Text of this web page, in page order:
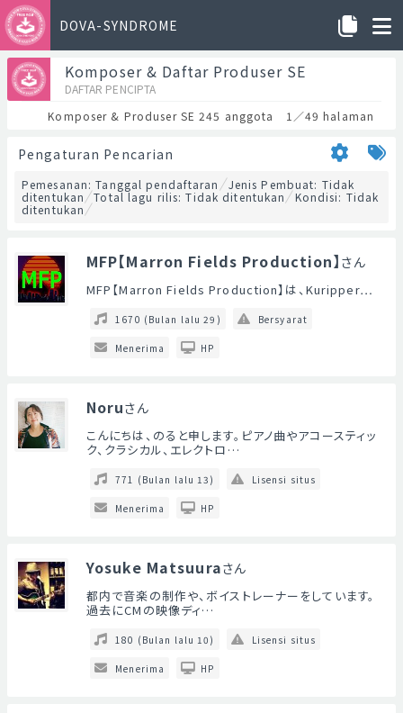
DOVA-SYNDROME
Komposer & Daftar Produser SE
DAFTAR PENCIPTA
Komposer & Produser SE 245 anggota 1／49 halaman
Pengaturan Pencarian
Pemesanan: Tanggal pendaftaran
Jenis Pembuat: Tidak
ditentukan
Total lagu rilis: Tidak ditentukan
Kondisi: Tidak
ditentukan
MFP【Marron Fields Production】 さん
MFP【Marron Fields Production】は、Kuripper…
1670 (Bulan lalu 29) Bersyarat
Menerima HP
Noruさん
こんにちは、のると申します。ピアノ曲やアコースティッ
ク、クラシカル、エレクトロ…
771 (Bulan lalu 13) Lisensi situs
Menerima HP
Yosuke Matsuuraさん
都内で音楽の制作や、ボイストレーナーをしています。
過去にCMの映像ディ…
180 (Bulan lalu 10) Lisensi situs
Menerima HP